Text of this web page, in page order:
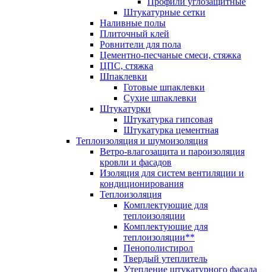
Штукатурные сетки
Наливные полы
Плиточный клей
Ровнители для пола
Цементно-песчаные смеси, стяжка
ЦПС, стяжка
Шпаклевки
Готовые шпаклевки
Сухие шпаклевки
Штукатурки
Штукатурка гипсовая
Штукатурка цементная
Теплоизоляция и шумоизоляция
Ветро-влагозащита и пароизоляция
кровли и фасадов
Изоляция для систем вентиляции и
кондиционирования
Теплоизоляция
Комплектующие для
теплоизоляции
Комплектующие для
теплоизоляции**
Пенополистирол
Твердый утеплитель
Утепление штукатурного фасада